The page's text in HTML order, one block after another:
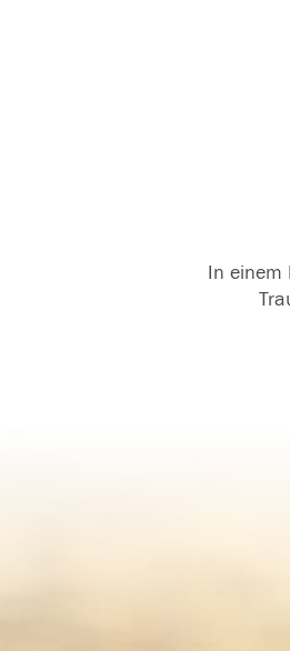
In einem